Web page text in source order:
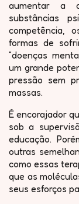
aumentar a
substâncias
competência,
formas de
“doenças
um grande
pressão sem
massas.
É encorajador
sob a
educação.
outras
como essas
que as
seus esforços